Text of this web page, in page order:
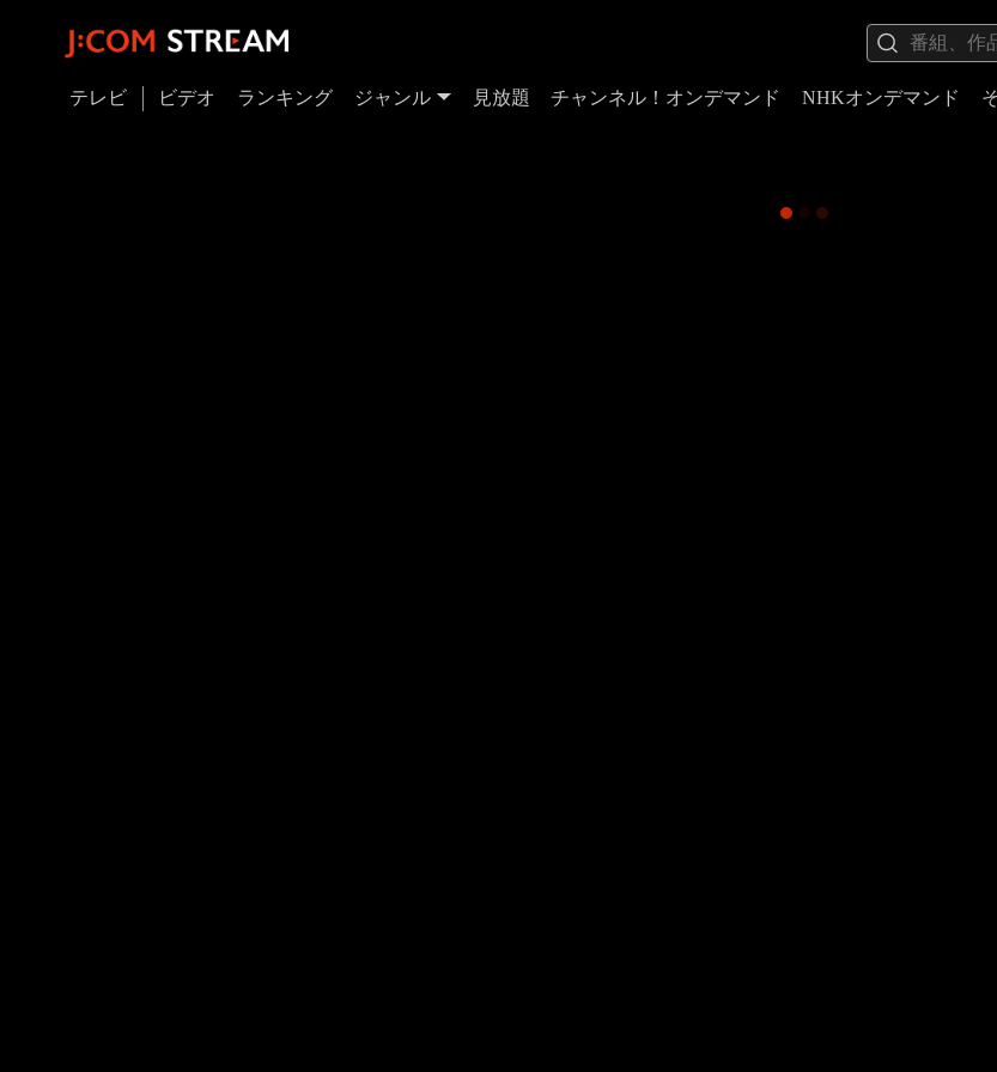
テレビ ビデオ ランキング ジャンル 見放題 チャンネル！オンデマンド NHKオンデマンド